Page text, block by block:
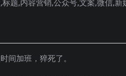
间加班，猝死了。